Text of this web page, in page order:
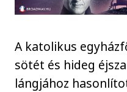
A katolikus
sötét és hideg
lángjához